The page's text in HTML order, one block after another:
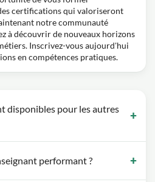
certifications qui valoriseront
notre communauté
à découvrir de nouveaux horizons
Inscrivez-vous aujourd'hui
en compétences pratiques.
disponibles pour les autres
performant ?